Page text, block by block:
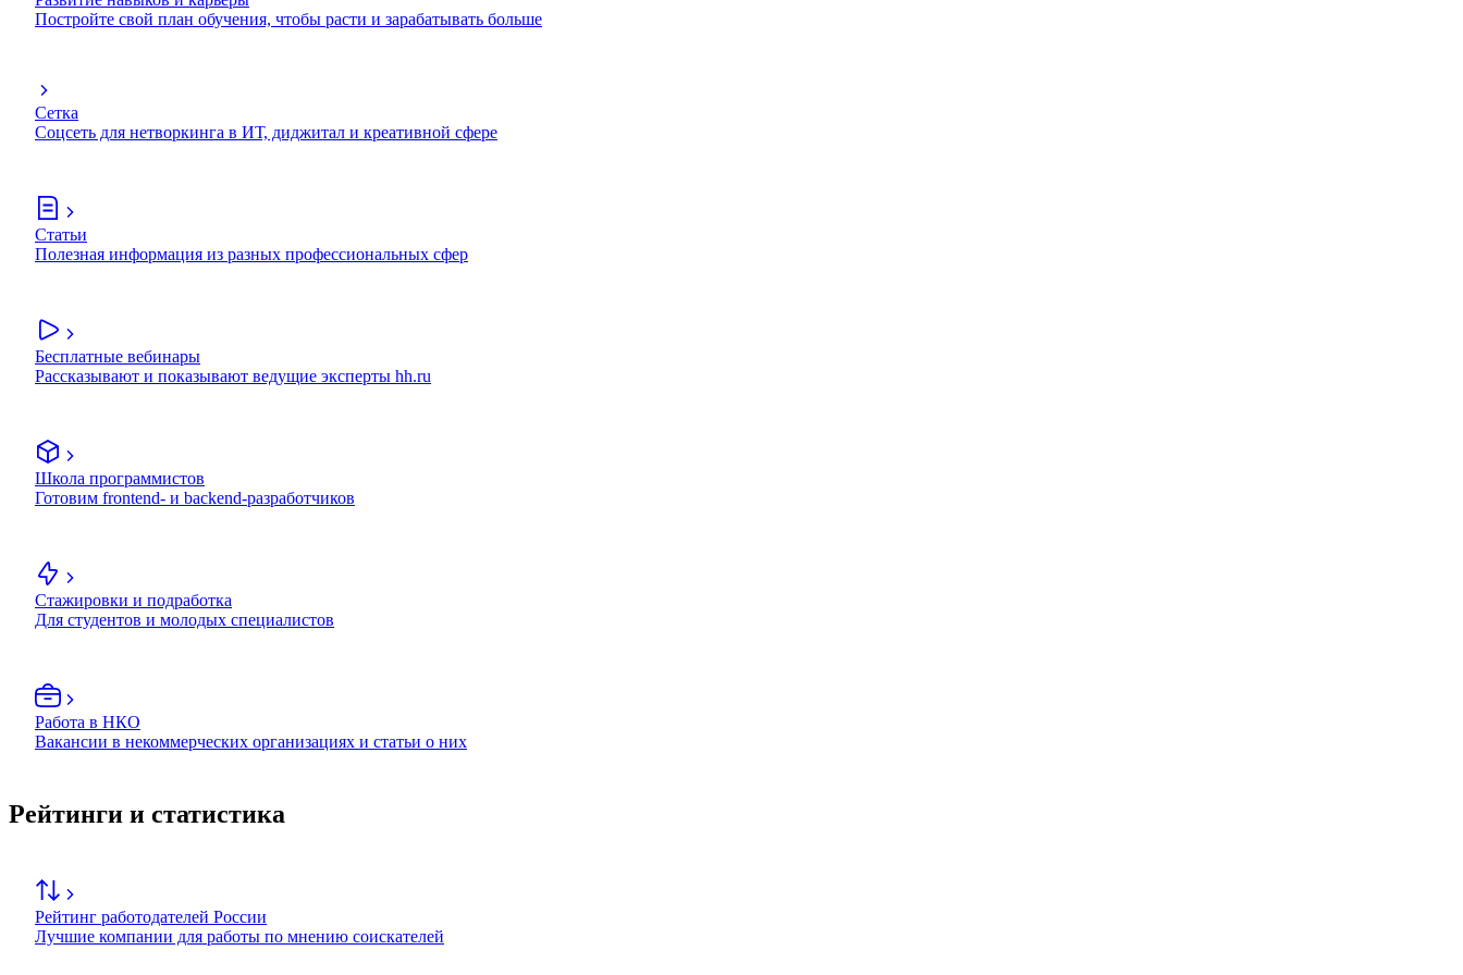
Постройте свой план обучения, чтобы расти и зарабатывать больше
Сетка
Соцсеть для нетворкинга в ИТ, диджитал и креативной сфере
Статьи
Полезная информация из разных профессиональных сфер
Бесплатные вебинары
Рассказывают и показывают ведущие эксперты hh.ru
Школа программистов
Готовим frontend- и backend-разработчиков
Стажировки и подработка
Для студентов и молодых специалистов
Работа в НКО
Вакансии в некоммерческих организациях и статьи о них
Рейтинги и статистика
Рейтинг работодателей России
Лучшие компании для работы по мнению соискателей